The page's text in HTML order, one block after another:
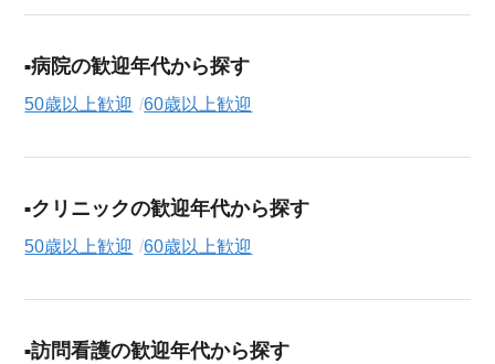
病院の歓迎年代から探す
50歳以上歓迎 60歳以上歓迎
クリニックの歓迎年代から探す
50歳以上歓迎 60歳以上歓迎
訪問看護の歓迎年代から探す